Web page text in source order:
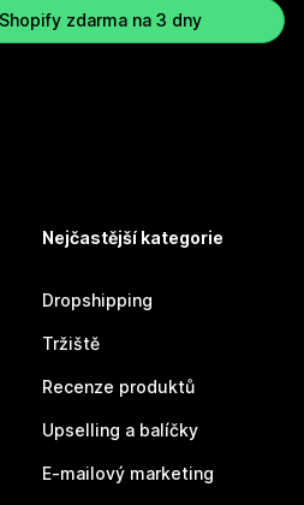
zdarma na 3 dny
Nejčastější kategorie
Dropshipping
Tržiště
Recenze produktů
Upselling a balíčky
E-mailový marketing